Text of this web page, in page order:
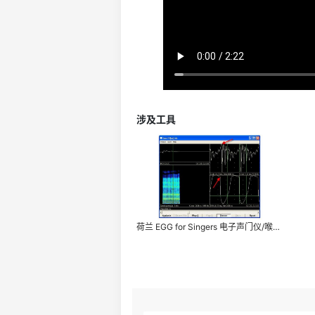
涉及工具
荷兰 EGG for Singers 电子声门仪/喉头仪/喉头仪 7050A